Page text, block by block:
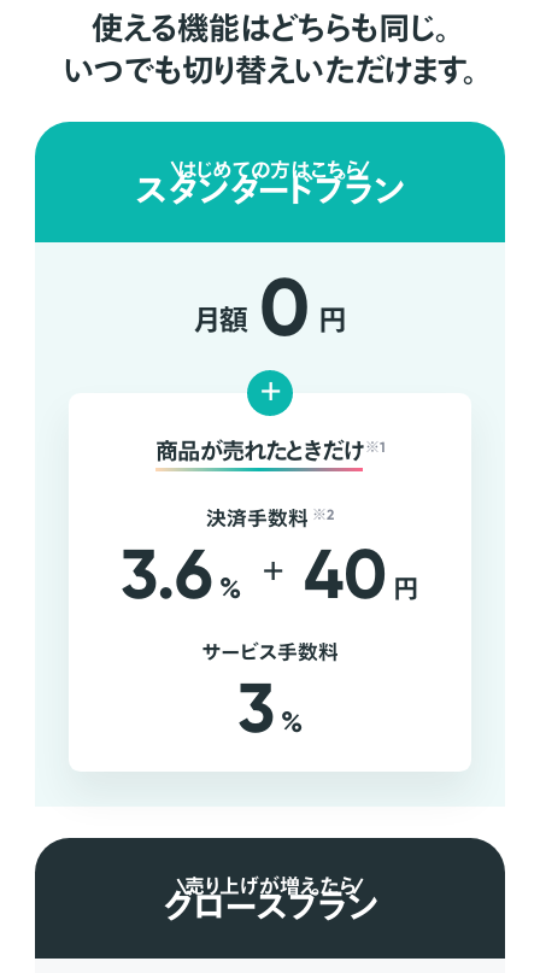
使える機能はどちらも同じ。
いつでも切り替えいただけます。
はじめての方はこちら
スタンダードプラン
月額 0 円
+
商品が売れたときだけ ※1
決済手数料 ※2
3.6 % + 40 円
サービス手数料
3 %
売り上げが増えたら
グロースプラン